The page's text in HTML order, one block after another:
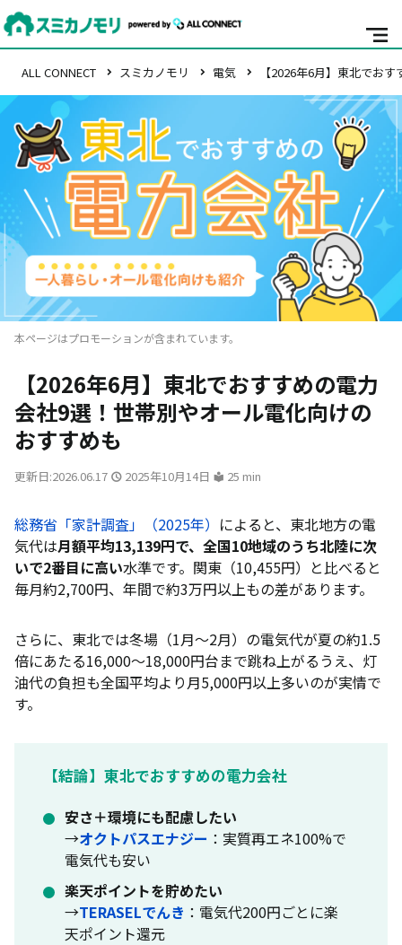
ALL CONNECT スミカノモリ 電気 【2026年6月】東北でお
本ページはプロモーションが含まれています。
【2026年6月】東北でおすすめの電力
会社9選！世帯別やオール電化向けの
おすすめも
更新日:2026.06.17 2025年10月14日 25 min
総務省「家計調査」（2025年） によると、東北地方の電
気代は月額平均13,139円で、全国10地域のうち北陸に次
いで2番目に高い水準です。関東（10,455円）と比べると
毎月約2,700円、年間で約3万円以上もの差があります。
さらに、東北では冬場（1月〜2月）の電気代が夏の約1.5
倍にあたる16,000〜18,000円台まで跳ね上がるうえ、灯
油代の負担も全国平均より月5,000円以上多いのが実情で
す。
【結論】東北でおすすめの電力会社
安さ＋環境にも配慮したい
→オクトパスエナジー ：実質再エネ100%で
電気代も安い
楽天ポイントを貯めたい
→TERASELでんき ：電気代200円ごとに楽
天ポイント還元